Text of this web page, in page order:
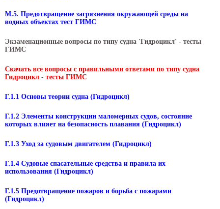
М.5. Предотвращение загрязнения окружающей среды на
водных объектах тест ГИМС
Экзаменационные вопросы по типу судна 'Гидроцикл' - тесты
ГИМС
Скачать все вопросы с правильными ответами по типу судна
Гидроцикл - тесты ГИМС
Г.1.1 Основы теории судна (Гидроцикл)
Г.1.2 Элементы конструкции маломерных судов, состояние
которых влияет на безопасность плавания (Гидроцикл)
Г.1.3 Уход за судовым двигателем (Гидроцикл)
Г.1.4 Судовые спасательные средства и правила их
использования (Гидроцикл)
Г.1.5 Предотвращение пожаров и борьба с пожарами
(Гидроцикл)